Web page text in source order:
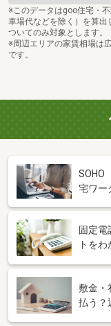
※このデータはgoo住宅・
車場代などを除く）を算
ついてのみ対象とします。
※周辺エリアの家賃相場は
です。
SOHO
宅ワー
固定電
トを
敷金・
払う？